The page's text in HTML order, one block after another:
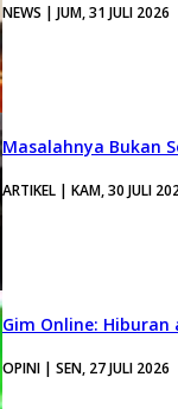
NEWS | JUM, 31 JULI 2026
Masalahnya Bukan
ARTIKEL | KAM, 30 JULI
Gim Online:
OPINI | SEN, 27 JULI 2026